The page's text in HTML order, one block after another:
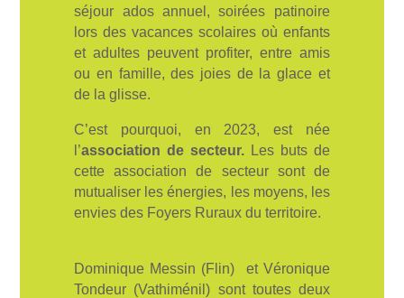
séjour ados annuel, soirées patinoire
lors des vacances scolaires où enfants
et adultes peuvent profiter, entre amis
ou en famille, des joies de la glace et
de la glisse.
C’est pourquoi, en 2023, est née
l’association de secteur. Les buts de
cette association de secteur sont de
mutualiser les énergies, les moyens, les
envies des Foyers Ruraux du territoire.
Dominique Messin (Flin) et Véronique
Tondeur (Vathiménil) sont toutes deux